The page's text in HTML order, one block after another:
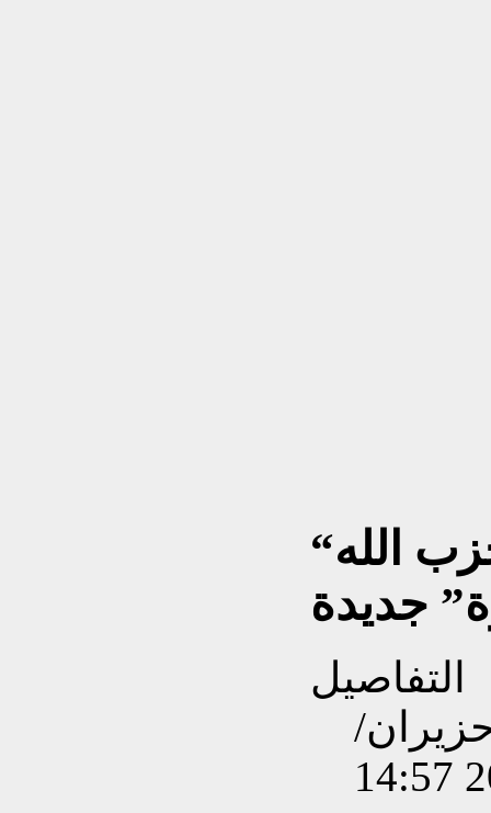
“إشكالات” بين “أمل” وحزب الله
جديدة
التفاصيل
بتاريخ الثلاثاء, 09 حزيران/